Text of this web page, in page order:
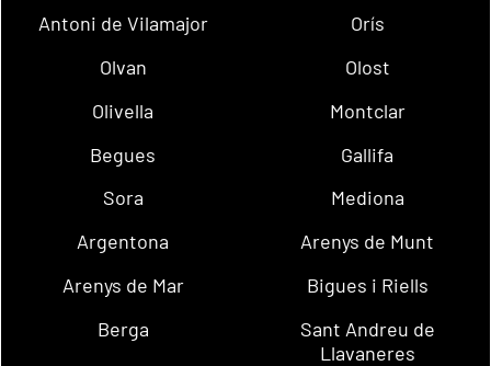
Antoni de Vilamajor
Orís
Olvan
Olost
Olivella
Montclar
Begues
Gallifa
Sora
Mediona
Argentona
Arenys de Munt
Arenys de Mar
Bigues i Riells
Berga
Sant Andreu de
Llavaneres